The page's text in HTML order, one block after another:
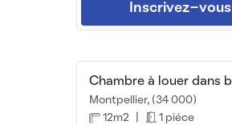
Inscrivez-vous
Montpellier, (34 000)
12m2
1 piéce